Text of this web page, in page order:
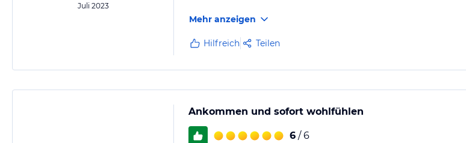
Juli 2023
Mehr anzeigen
Hilfreich Teilen
Ankommen und sofort wohlfühlen
6 / 6